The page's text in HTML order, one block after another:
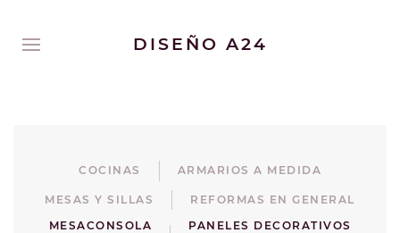
DISEÑO A24
COCINAS ARMARIOS A MEDIDA
MESAS Y SILLAS
REFORMAS EN GENERAL
MESACONSOLA
PANELES DECORATIVOS